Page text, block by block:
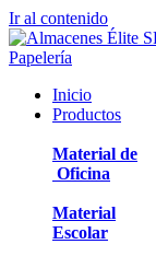
Ir al contenido
Inicio
Productos
Material de
Oficina
Material
Escolar